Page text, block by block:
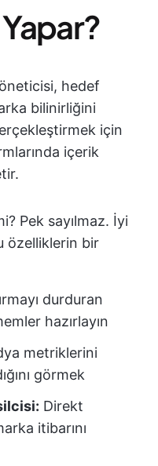
hedef
bilinirliğini
için
içerik
Pek sayılmaz. İyi
özelliklerin bir
durduran
hazırlayın
metriklerini
görmek
Direkt
itibarını